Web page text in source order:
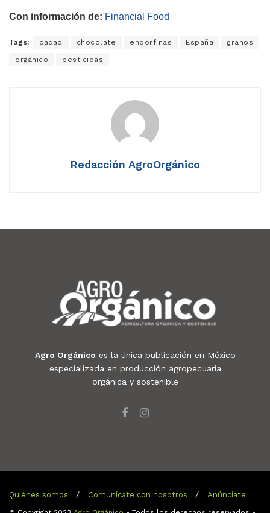
Con información de: Financial Food
Tags: cacao chocolate endorfinas España granos
orgánico pesticidas
Redacción AgroOrgánico
Agro Orgánico es la única publicación en México
especializada en producción agropecuaria
orgánica y sostenible
Quiénes somos Comunícate con nosotros Anúnciate